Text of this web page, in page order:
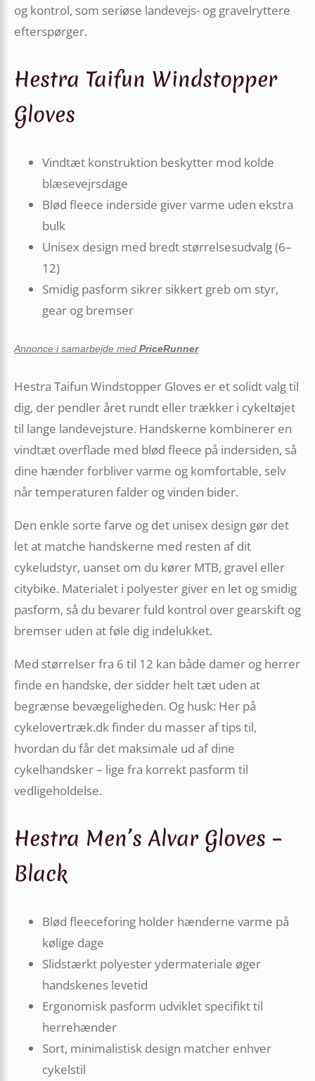
og kontrol, som seriøse landevejs- og gravelryttere
efterspørger.
Hestra Taifun Windstopper
Gloves
Vindtæt konstruktion beskytter mod kolde
blæsevejrsdage
Blød fleece inderside giver varme uden ekstra
bulk
Unisex design med bredt størrelsesudvalg (6–
12)
Smidig pasform sikrer sikkert greb om styr,
gear og bremser
Annonce i samarbejde med PriceRunner
Hestra Taifun Windstopper Gloves er et solidt valg til
dig, der pendler året rundt eller trækker i cykeltøjet
til lange landevejsture. Handskerne kombinerer en
vindtæt overflade med blød fleece på indersiden, så
dine hænder forbliver varme og komfortable, selv
når temperaturen falder og vinden bider.
Den enkle sorte farve og det unisex design gør det
let at matche handskerne med resten af dit
cykeludstyr, uanset om du kører MTB, gravel eller
citybike. Materialet i polyester giver en let og smidig
pasform, så du bevarer fuld kontrol over gearskift og
bremser uden at føle dig indelukket.
Med størrelser fra 6 til 12 kan både damer og herrer
finde en handske, der sidder helt tæt uden at
begrænse bevægeligheden. Og husk: Her på
cykelovertræk.dk finder du masser af tips til,
hvordan du får det maksimale ud af dine
cykelhandsker – lige fra korrekt pasform til
vedligeholdelse.
Hestra Men’s Alvar Gloves –
Black
Blød fleeceforing holder hænderne varme på
kølige dage
Slidstærkt polyester ydermateriale øger
handskenes levetid
Ergonomisk pasform udviklet specifikt til
herrehænder
Sort, minimalistisk design matcher enhver
cykelstil